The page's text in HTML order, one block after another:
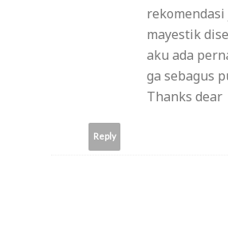
mayestik
aku ada
ga sebagus
Thanks dear
Reply